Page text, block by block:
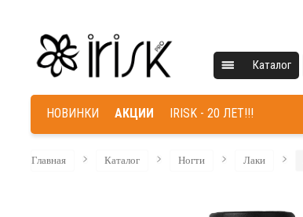
Каталог
НОВИНКИ АКЦИИ IRISK - 20 ЛЕТ!!!
Главная Каталог Ногти Лаки